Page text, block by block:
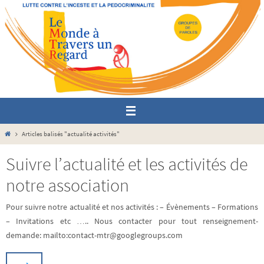
Passer
vers
contenu
HomeArticles balisés "actualité activités"
Suivre l’actualité et les activités de
notre association
Pour suivre notre actualité et nos activités : – Évènements – Formations
– Invitations etc ….. Nous contacter pour tout renseignement-
demande: mailto:contact-mtr@googlegroups.com